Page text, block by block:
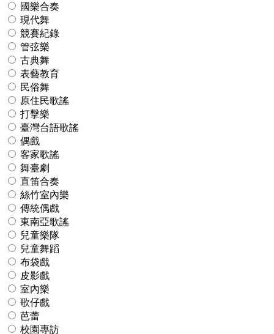
國樂合奏
現代舞
競賽紀錄
管弦樂
古典舞
表藝教育
民俗舞
原住民歌謠
打擊樂
臺灣台語歌謠
偶戲
客家歌謠
舞臺劇
直笛合奏
絲竹室內樂
傳統偶戲
東南亞歌謠
兒童樂隊
兒童舞蹈
布袋戲
皮影戲
室內樂
歌仔戲
芭蕾
校園專訪